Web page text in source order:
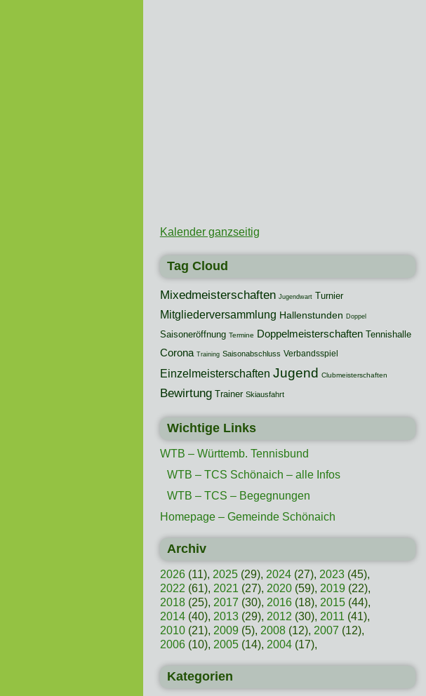
Kalender ganzseitig
Tag Cloud
Mixedmeisterschaften Jugendwart Turnier
Mitgliederversammlung Hallenstunden Doppel
Saisoneröffnung Termine Doppelmeisterschaften Tennishalle
Corona Training Saisonabschluss Verbandsspiel
Einzelmeisterschaften Jugend Clubmeisterschaften
Bewirtung Trainer Skiausfahrt
Wichtige Links
WTB – Württemb. Tennisbund
WTB – TCS Schönaich – alle Infos
WTB – TCS – Begegnungen
Homepage – Gemeinde Schönaich
Archiv
2026(11), 2025(29), 2024(27), 2023(45),
2022 (61), 2021 (27), 2020(59), 2019(22),
2018(25), 2017 (30), 2016(18), 2015(44),
2014(40), 2013(29), 2012 (30), 2011 (41),
2010(21), 2009(5), 2008(12), 2007 (12),
2006(10), 2005(14), 2004(17),
Kategorien